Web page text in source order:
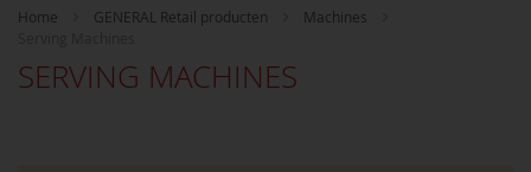
Home GENERAL Retail producten
Machines
SERVING MACHINES